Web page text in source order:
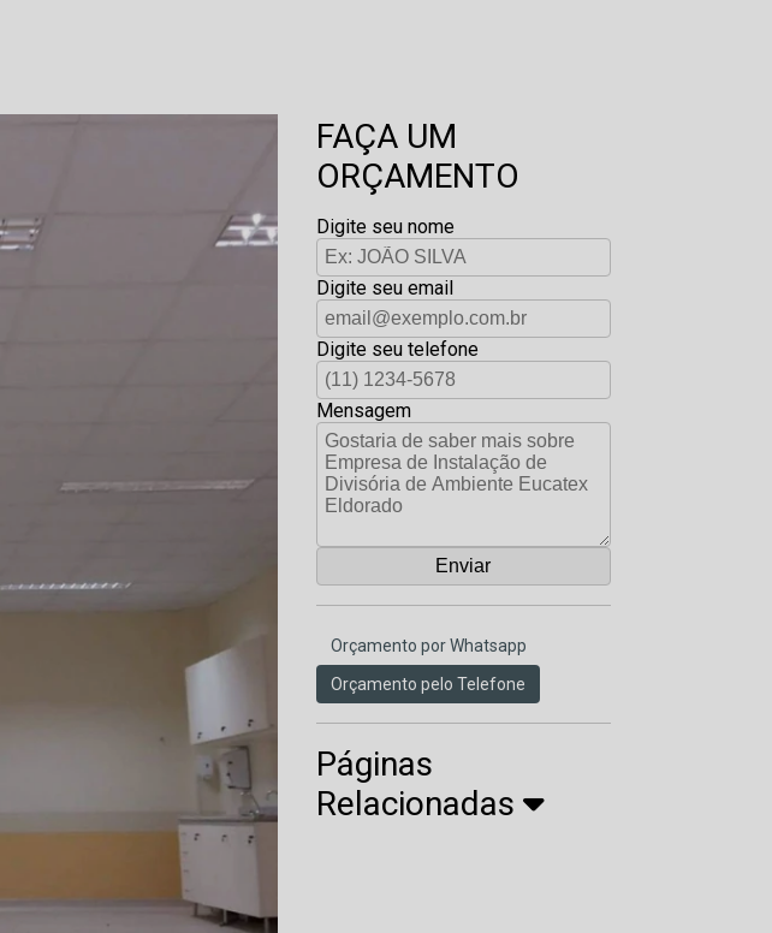
FAÇA UM
ORÇAMENTO
Digite seu nome
Digite seu email
Digite seu telefone
Mensagem
Orçamento por Whatsapp
Orçamento pelo Telefone
Páginas
Relacionadas